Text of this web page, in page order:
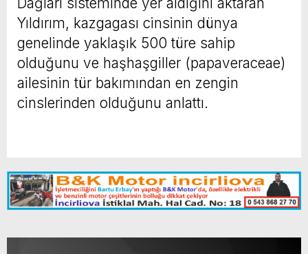
Yıldırım, kazgagası cinsinin dünya
genelinde yaklaşık 500 türe sahip
olduğunu ve haşhaşgiller (papaveraceae)
ailesinin tür bakımından en zengin
cinslerinden olduğunu anlattı.